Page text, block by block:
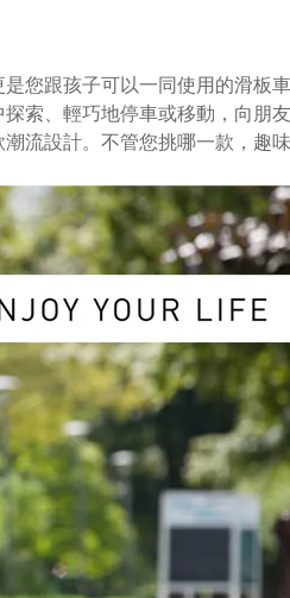
您跟孩子可以一同使用的滑板
索、輕巧地停車或移動，向朋
流設計。不管您挑哪一款，趣